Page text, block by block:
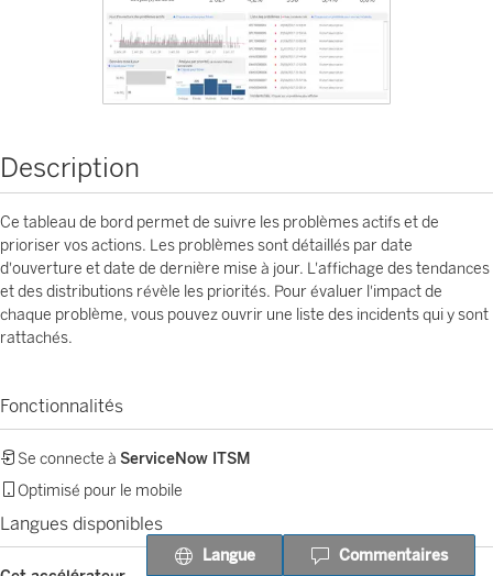
Description
Ce tableau de bord permet de suivre les problèmes actifs et de
prioriser vos actions. Les problèmes sont détaillés par date
d'ouverture et date de dernière mise à jour. L'affichage des tendances
et des distributions révèle les priorités. Pour évaluer l'impact de
chaque problème, vous pouvez ouvrir une liste des incidents qui y sont
rattachés.
Fonctionnalités
Se connecte à ServiceNow ITSM
Optimisé pour le mobile
Langues disponibles
Langue Commentaires